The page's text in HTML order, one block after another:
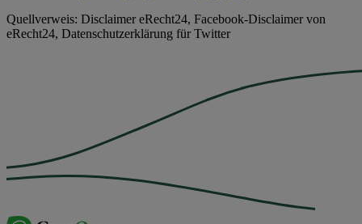
Quellverweis: Disclaimer eRecht24, Facebook-Disclaimer von
eRecht24, Datenschutzerklärung für Twitter